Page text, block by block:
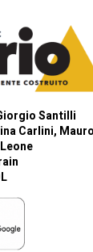
Santilli
Carlini,